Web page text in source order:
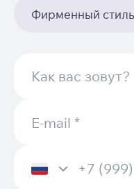
Фирменный стиль